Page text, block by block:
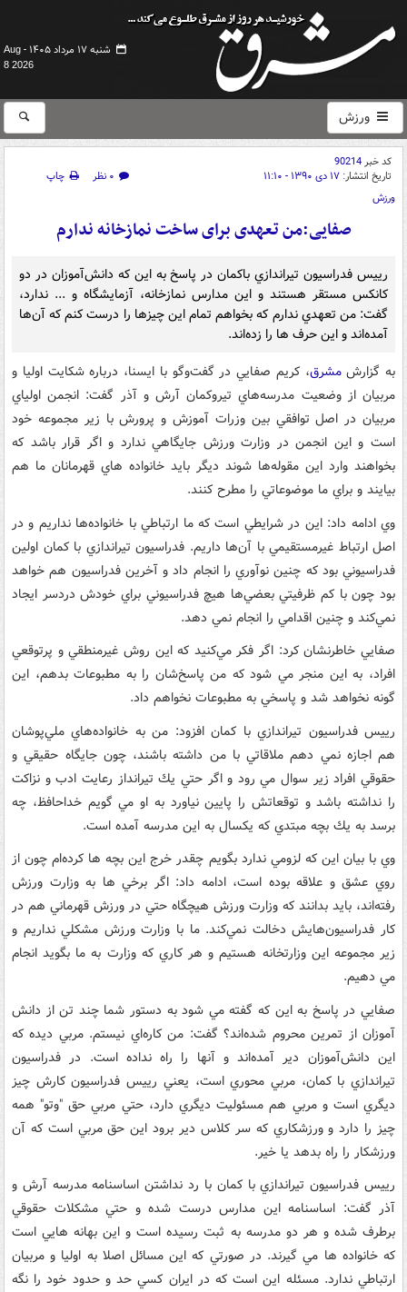
شنبه ۱۷ مرداد ۱۴۰۵ -
Aug
8 2026
ورزش
کد خبر90214
تاریخ انتشار: ۱۷ دی ۱۳۹۰ - ۱۱:۱۰ ۰ نظر
چاپ
ورزش
صفایی:من تعهدی برای ساخت نمازخانه ندارم
رييس فدراسيون تيراندازي باكمان در پاسخ به اين كه دانش‌آموزان در دو
كانكس مستقر هستند و اين مدارس نمازخانه، آزمايشگاه و ... ندارد،
گفت: من تعهدي ندارم كه بخواهم تمام اين چيزها را درست كنم كه آن‌ها
آمده‌اند و اين حرف ها را زده‌اند.
به گزارشمشرق، كريم صفايي در گفت‌وگو با ايسنا، درباره شكايت اوليا و
مربيان از وضعيت مدرسه‌هاي تيروكمان آرش و آذر گفت: انجمن اولياي
مربيان در اصل توافقي بين وزرات آموزش و پرورش با زير مجموعه خود
است و اين انجمن در وزارت ورزش جايگاهي ندارد و اگر قرار باشد كه
بخواهند وارد اين مقوله‌ها شوند ديگر بايد خانواده هاي قهرمانان ما هم
بيايند و براي ما موضوعاتي را مطرح كنند.
وي ادامه داد: اين در شرايطي است كه ما ارتباطي با خانواده‌ها نداريم و در
اصل ارتباط غيرمستقيمي با آن‌ها داريم. فدراسيون تيراندازي با كمان اولين
فدراسيوني بود كه چنين نوآوري را انجام داد و آخرين فدراسيون هم خواهد
بود چون با كم ظرفيتي بعضي‌ها هيچ فدراسيوني براي خودش دردسر ايجاد
نمي‌كند و چنين اقدامي را انجام نمي دهد.
صفايي خاطرنشان كرد: اگر فكر مي‌كنيد كه اين روش غيرمنطقي و پرتوقعي
افراد، به اين منجر مي شود كه من پاسخ‌شان را به مطبوعات بدهم، اين
گونه نخواهد شد و پاسخي به مطبوعات نخواهم داد.
رييس فدراسيون تيراندازي با كمان افزود: من به خانواده‌هاي ملي‌پوشان
هم اجازه نمي دهم ملاقاتي با من داشته باشند، چون جايگاه حقيقي و
حقوقي افراد زير سوال مي رود و اگر حتي يك تيرانداز رعايت ادب و نزاكت
را نداشته باشد و توقعاتش را پايين نياورد به او مي گويم خداحافظ، چه
برسد به يك بچه مبتدي كه يكسال به اين مدرسه آمده است.
وي با بيان اين كه لزومي ندارد بگويم چقدر خرج اين بچه ها كرده‌ام چون از
روي عشق و علاقه بوده است، ادامه داد: اگر برخي ها به وزارت ورزش
رفته‌اند، بايد بدانند كه وزارت ورزش هيچگاه حتي در ورزش قهرماني هم در
كار فدراسيون‌هايش دخالت نمي‌كند. ما با وزارت ورزش مشكلي نداريم و
زير مجموعه اين وزارتخانه هستيم و هر كاري كه وزارت به ما بگويد انجام
مي دهيم.
صفايي در پاسخ به اين كه گفته مي شود به دستور شما چند تن از دانش
آموزان از تمرين محروم شده‌اند؟ گفت: من كاره‌اي نيستم. مربي ديده كه
اين دانش‌آموزان دير آمده‌اند و آنها را راه نداده است. در فدراسيون
تيراندازي با كمان، مربي‌ محوري است، يعني رييس فدراسيون كارش چيز
ديگري است و مربي هم مسئوليت ديگري دارد، حتي مربي حق "وتو" همه
چيز را دارد و ورزشكاري كه سر كلاس دير برود اين حق مربي است كه آن
ورزشكار را راه بدهد يا خير.
رييس فدراسيون تيراندازي با كمان با رد نداشتن اساسنامه مدرسه آرش و
آذر گفت: اساسنامه اين مدارس درست شده و حتي مشكلات حقوقي
برطرف شده و هر دو مدرسه به ثبت رسيده است و اين بهانه هايي است
كه خانواده ها مي گيرند. در صورتي كه اين مسائل اصلا به اوليا و مربيان
ارتباطي ندارد. مسئله اين است كه در ايران كسي حد و حدود خود را نگه